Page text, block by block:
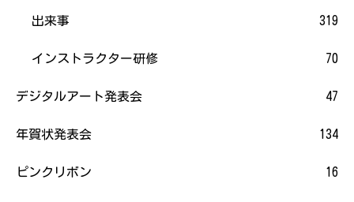
出来事 319
インストラクター研修 70
デジタルアート発表会 47
年賀状発表会 134
ピンクリボン 16